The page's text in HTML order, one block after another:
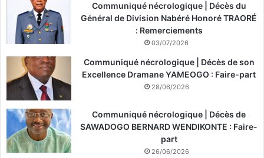
Communiqué nécrologique | Décès du
Général de Division Nabéré Honoré TRAORÉ
: Remerciements
03/07/2026
Communiqué nécrologique | Décès de son
Excellence Dramane YAMEOGO : Faire-part
28/06/2026
Communiqué nécrologique | Décès de
SAWADOGO BERNARD WENDIKONTE : Faire-
part
26/06/2026